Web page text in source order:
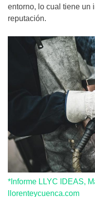
entorno, lo cual tiene un
reputación.
*Informe LLYC IDEAS,
llorenteycuenca.com